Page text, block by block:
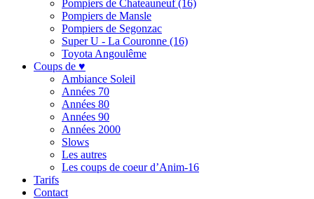
Pompiers de Chateauneuf (16)
Pompiers de Mansle
Pompiers de Segonzac
Super U - La Couronne (16)
Toyota Angoulême
Coups de ♥
Ambiance Soleil
Années 70
Années 80
Années 90
Années 2000
Slows
Les autres
Les coups de coeur d’Anim-16
Tarifs
Contact